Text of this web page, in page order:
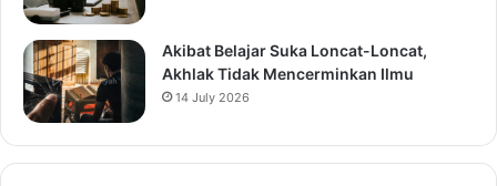
Akibat Belajar Suka Loncat-Loncat,
Akhlak Tidak Mencerminkan Ilmu
14 July 2026